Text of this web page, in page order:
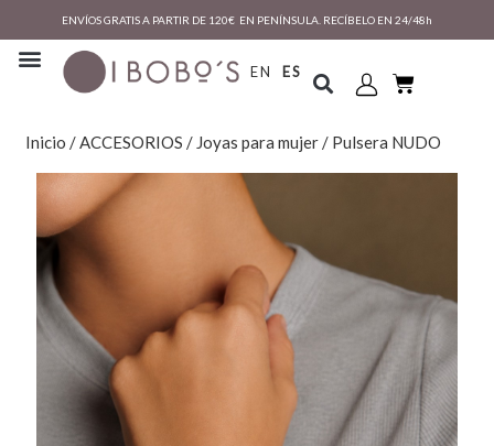
ENVÍOS GRATIS A PARTIR DE 120€ EN PENÍNSULA. RECÍBELO EN 24/48h
EN ES
Inicio /ACCESORIOS / Joyas para mujer/ Pulsera NUDO